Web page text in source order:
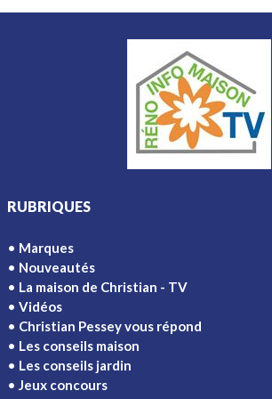
RUBRIQUES
Marques
Nouveautés
La maison de Christian - TV
Vidéos
Christian Pessey vous répond
Les conseils maison
Les conseils jardin
Jeux concours